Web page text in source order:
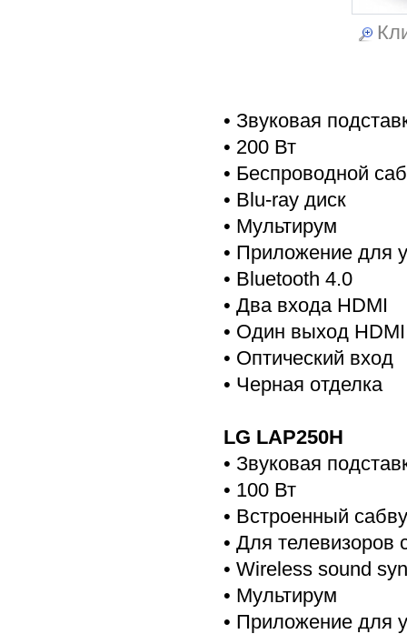
• Звуковая
• 200 Вт
• Беспроводной
• Blu-ray диск
• Мультирум
• Приложение для
• Bluetooth 4.0
• Два входа HDMI
• Один выход HDMI
• Оптический вход
• Черная отделка
LG LAP250H
• Звуковая
• 100 Вт
• Встроенный
• Для
• Wireless sound
• Мультирум
• Приложение для